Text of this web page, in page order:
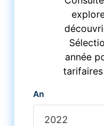
année
An
2022